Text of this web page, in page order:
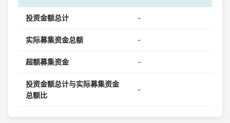
投资金额总计 -
实际募集资金总额 -
超额募集资金 -
投资金额总计与实际募集资金
总额比
-